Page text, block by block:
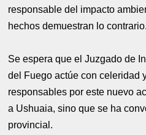
responsable del impacto
hechos demuestran lo contrario.
Se espera que el Juzgado de
del Fuego actúe con celeridad
responsables por este nuevo
a Ushuaia, sino que se ha
provincial.